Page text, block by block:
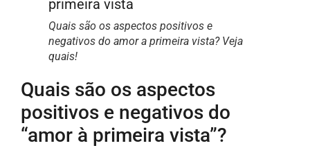
Quais são os aspectos positivos e
negativos do amor a primeira vista? Veja
quais!
Quais são os aspectos
positivos e negativos do
“amor à primeira vista”?